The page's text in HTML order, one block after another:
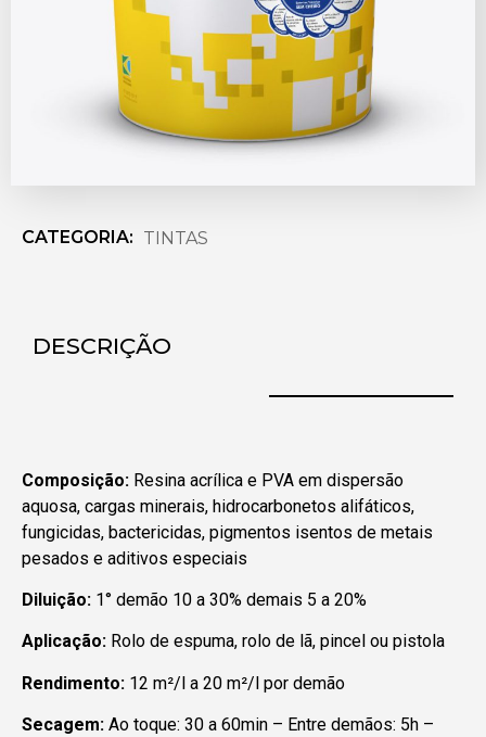
CATEGORIA: TINTAS
DESCRIÇÃO
Composição: Resina acrílica e PVA em dispersão
aquosa, cargas minerais, hidrocarbonetos alifáticos,
fungicidas, bactericidas, pigmentos isentos de metais
pesados e aditivos especiais
Diluição: 1° demão 10 a 30% demais 5 a 20%
Aplicação: Rolo de espuma, rolo de lã, pincel ou pistola
Rendimento: 12 m²/l a 20 m²/l por demão
Secagem: Ao toque: 30 a 60min – Entre demãos: 5h –